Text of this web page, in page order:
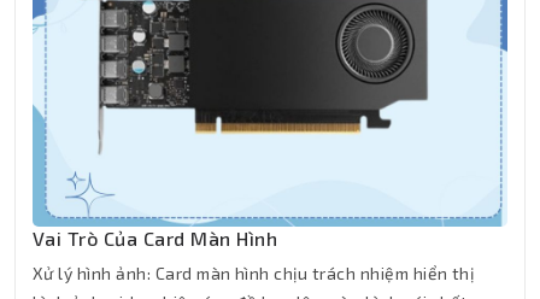
Vai Trò Của Card Màn Hình
Xử lý hình ảnh: Card màn hình chịu trách nhiệm hiển thị